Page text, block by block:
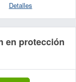
Detalles
en protección